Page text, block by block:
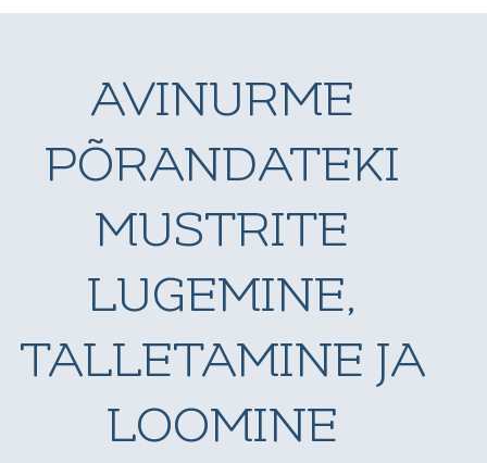
AVINURME
PÕRANDATEKI
MUSTRITE
LUGEMINE,
TALLETAMINE JA
LOOMINE